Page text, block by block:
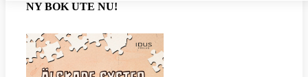
NY BOK UTE NU!